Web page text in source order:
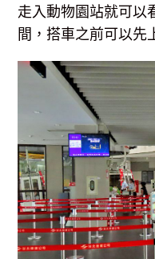
走入動物園站就可以
間，搭車之前可以先